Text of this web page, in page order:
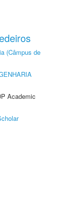
(Câmpus de
Academic